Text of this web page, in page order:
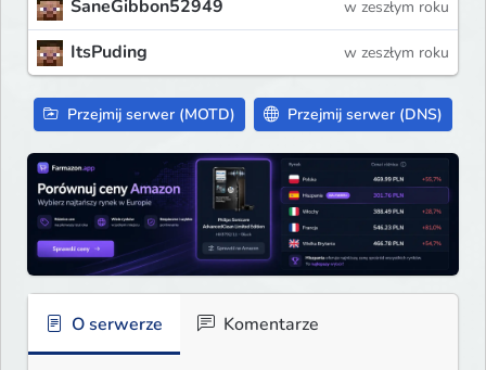
SaneGibbon52949 w zeszłym roku
ItsPuding w zeszłym roku
Przejmij serwer (MOTD) Przejmij serwer (DNS)
O serwerze Komentarze